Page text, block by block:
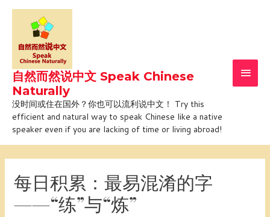
Skip
content
自然而然说中文 Speak Chinese
Naturally
没时间或住在国外？你也可以流利说中文！ Try this
efficient and natural way to speak Chinese like a native
speaker even if you are lacking of time or living abroad!
每日积累：最易混淆的字
——“练”与“炼”